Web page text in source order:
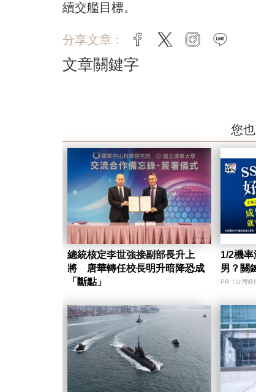
續交艦目標。
分享文章： facebook
twitter instagram
文章關鍵字
您
總統核定李世強接副部長升上
將 唐華轉任校長明升暗降恐成
「斷點」
1/2機
男？關
PR（台灣癌